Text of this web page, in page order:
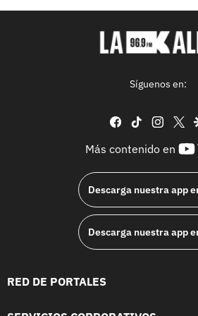
Síguenos en:
facebook
tiktok
Más contenido en
Descarga nuestra app
Descarga nuestra app
RED DE PORTALES